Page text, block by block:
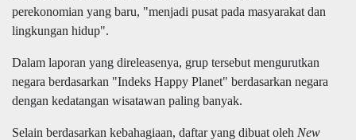
perekonomian yang baru, "menjadi pusat pada masyarakat dan
lingkungan hidup".
Dalam laporan yang direleasenya, grup tersebut mengurutkan
negara berdasarkan "Indeks Happy Planet" berdasarkan negara
dengan kedatangan wisatawan paling banyak.
Selain berdasarkan kebahagiaan, daftar yang dibuat oleh New